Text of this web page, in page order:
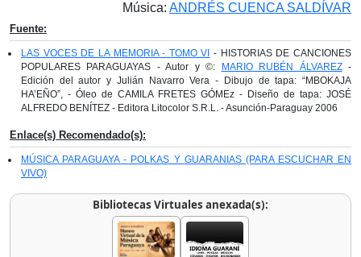
Música: ANDRÉS CUENCA SALDÍVAR
Fuente:
LAS VOCES DE LA MEMORIA - TOMO VI - HISTORIAS DE CANCIONES
POPULARES PARAGUAYAS - Autor y ©:
MARIO RUBÉN ÁLVAREZ-
Edición del autor y Julián Navarro Vera - Dibujo de tapa: “MBOKAJA
HA’EÑO”, - Óleo de CAMILA FRETES GÓMEz - Diseño de tapa: JOSÉ
ALFREDO BENÍTEZ - Editora Litocolor S.R.L. - Asunción-Paraguay 2006
Enlace(s) Recomendado(s):
MÚSICA PARAGUAYA - POLKAS Y GUARANIAS (PARA ESCUCHAR EN
VIVO)
Bibliotecas Virtuales anexada(s):